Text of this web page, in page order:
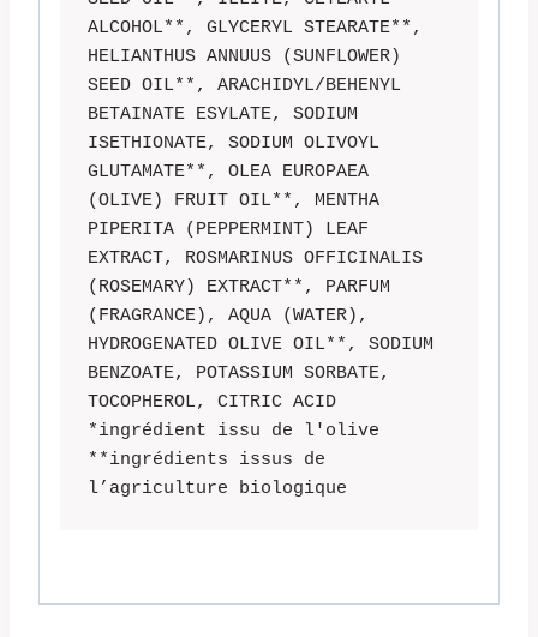
ALCOHOL**, GLYCERYL STEARATE**,
HELIANTHUS ANNUUS (SUNFLOWER)
SEED OIL**, ARACHIDYL/BEHENYL
BETAINATE ESYLATE, SODIUM
ISETHIONATE, SODIUM OLIVOYL
GLUTAMATE**, OLEA EUROPAEA
(OLIVE) FRUIT OIL**, MENTHA
PIPERITA (PEPPERMINT) LEAF
EXTRACT, ROSMARINUS OFFICINALIS
(ROSEMARY) EXTRACT**, PARFUM
(FRAGRANCE), AQUA (WATER),
HYDROGENATED OLIVE OIL**, SODIUM
BENZOATE, POTASSIUM SORBATE,
TOCOPHEROL, CITRIC ACID
*ingrédient issu de l'olive
**ingrédients issus de
l’agriculture biologique